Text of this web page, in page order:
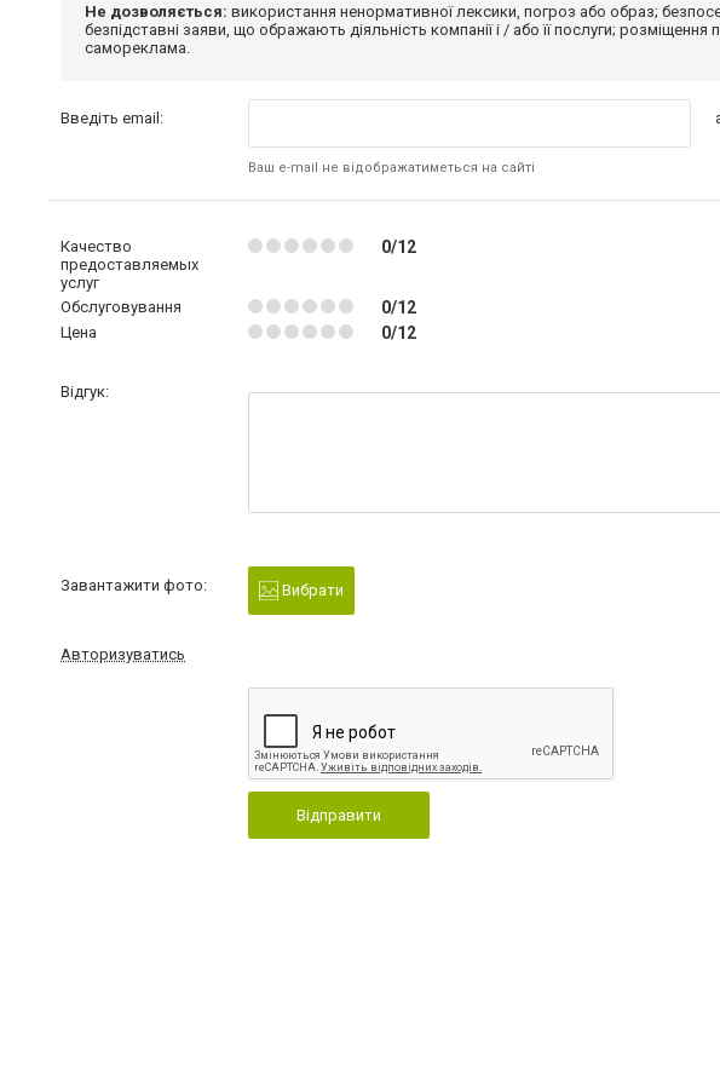
Не дозволяється: використання ненормативної лексики, погроз або образ;
безпідставні заяви, що ображають діяльність компанії і / або її послуги;
самореклама.
Введіть email:
Ваш e-mail не відображатиметься на сайті
Качество
предоставляемых
услуг
0/12
Обслуговування 0/12
Цена 0/12
Відгук:
Завантажити фото: Вибрати
Авторизуватись
Відправити